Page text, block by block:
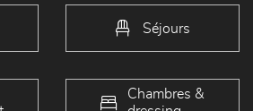
Séjours
Chambres &